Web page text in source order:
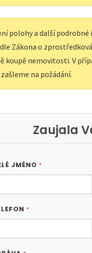
polohy a další
Zákona o
koupě nemovitosti. V
na požádání.
Zaujala
JMÉNO *
*